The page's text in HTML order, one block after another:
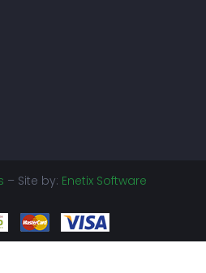
– Site by: Enetix Software